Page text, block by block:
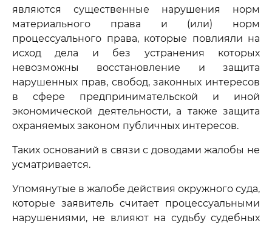
являются существенные нарушения норм
материального права и (или) норм
процессуального права, которые повлияли на
исход дела и без устранения которых
невозможны восстановление и защита
нарушенных прав, свобод, законных интересов
в сфере предпринимательской и иной
экономической деятельности, а также защита
охраняемых законом публичных интересов.
Таких оснований в связи с доводами жалобы не
усматривается.
Упомянутые в жалобе действия окружного суда,
которые заявитель считает процессуальными
нарушениями, не влияют на судьбу судебных